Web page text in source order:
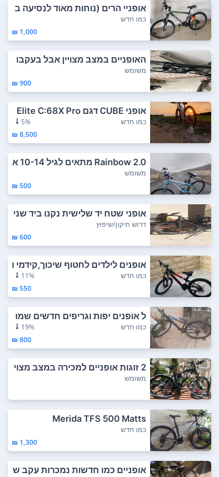
אופניי הרים (נוחות מאוד לנסיעה ב
עיר) ACC...
כמו חדש
1,000 ₪
האופניים במצב מצויין אבל בעקבו
ת נפילה יד...
משומש
900 ₪
אופני CUBE דגם Elite C:68X Pro
מדהימות, ...
כמו חדש
5%
8,500 ₪
Rainbow 2.0 מתאים לגיל 10-14 א
ופני...
משומש
500 ₪
אופני שטח יד שלישית נקנו ביד שני
ה ב1200 ...
דרוש תיקון/שיפוץ
600 ₪
אופנים לילדים לחטוף שיכוך,קידמי ו
גלגלי א...
כמו חדש
11%
550 ₪
ל אופנים יפות וגריפים חדשים שמו
רות קיבלת...
כמו חדש
19%
800 ₪
2 זוגות אופניים למכירה במצב מצוי
ןמשומש
Merida TFS 500 Matts
כמו חדש
1,300 ₪
אופניים כמו חדשות נמכרות עקב ש